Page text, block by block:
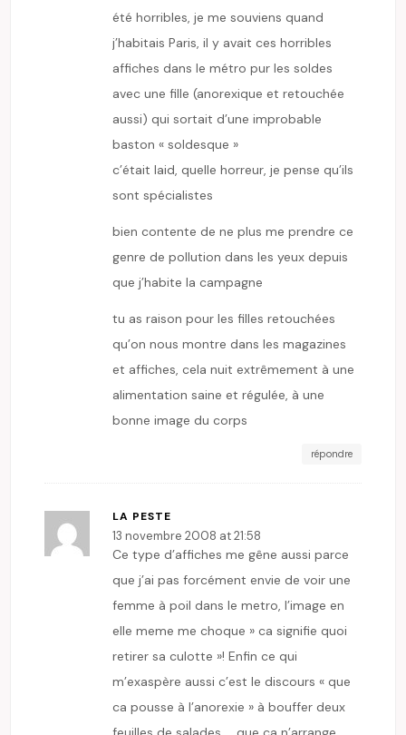
été horribles, je me souviens quand
j’habitais Paris, il y avait ces horribles
affiches dans le métro pur les soldes
avec une fille (anorexique et retouchée
aussi) qui sortait d’une improbable
baston « soldesque »
c’était laid, quelle horreur, je pense qu’ils
sont spécialistes
bien contente de ne plus me prendre ce
genre de pollution dans les yeux depuis
que j’habite la campagne
tu as raison pour les filles retouchées
qu’on nous montre dans les magazines
et affiches, cela nuit extrêmement à une
alimentation saine et régulée, à une
bonne image du corps
répondre
LA PESTE
13 novembre 2008 at 21:58
Ce type d’affiches me gêne aussi parce
que j’ai pas forcément envie de voir une
femme à poil dans le metro, l’image en
elle meme me choque » ca signifie quoi
retirer sa culotte »! Enfin ce qui
m’exaspère aussi c’est le discours « que
ca pousse à l’anorexie » à bouffer deux